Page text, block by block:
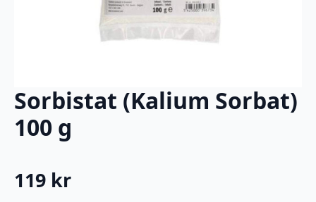
Sorbistat (Kalium Sorbat)
100 g
119 kr